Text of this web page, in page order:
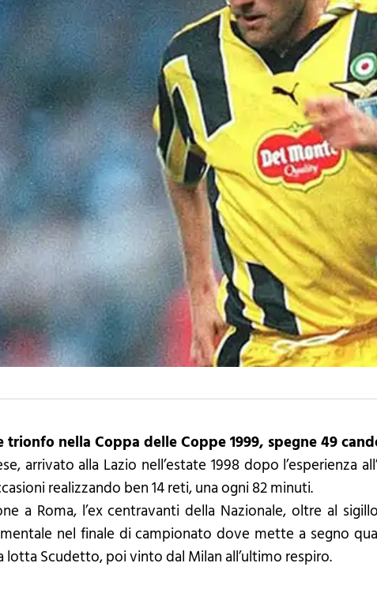
trionfo nella Coppa delle Coppe 1999, spegne 49
arrivato alla Lazio nell’estate 1998 dopo l’esperienza
realizzando ben 14 reti, una ogni 82 minuti.
a Roma, l’ex centravanti della Nazionale, oltre al
nel finale di campionato dove mette a segno
lotta Scudetto, poi vinto dal Milan all’ultimo respiro.